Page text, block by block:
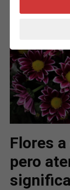
Flores
pero